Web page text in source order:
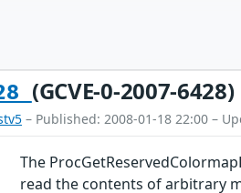
(GCVE-0-2007-6428)
– Published: 2008-01-18 22:00 –
The
read the contents of arbitrary